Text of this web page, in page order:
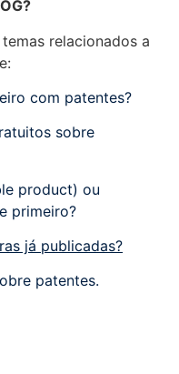
relacionados a
com patentes?
sobre
product) ou
primeiro?
já publicadas?
patentes.